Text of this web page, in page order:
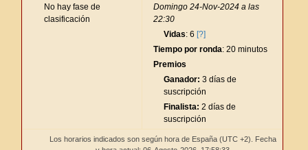
No hay fase de
clasificación
Domingo 24-Nov-2024 a las
22:30
Vidas: 6 [?]
Tiempo por ronda: 20 minutos
Premios
Ganador: 3 días de
suscripción
Finalista: 2 días de
suscripción
Los horarios indicados son según hora de España (UTC +2). Fecha